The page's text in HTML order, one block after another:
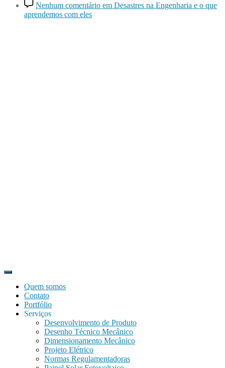
Nenhum comentário em Desastres na Engenharia e o que
aprendemos com eles
Quem somos
Contato
Portfólio
Serviços
Desenvolvimento de Produto
Desenho Técnico Mecânico
Dimensionamento Mecânico
Projeto Elétrico
Normas Regulamentadoras